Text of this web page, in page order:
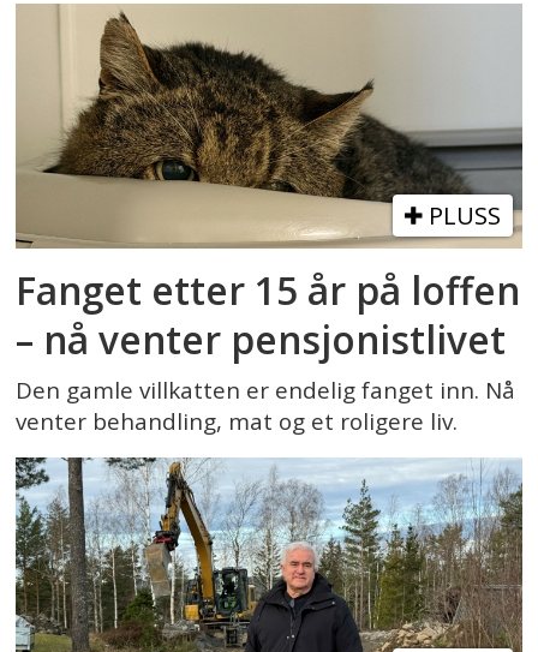
PLUSS
Fanget etter 15 år på loffen
– nå venter pensjonistlivet
Den gamle villkatten er endelig fanget inn. Nå
venter behandling, mat og et roligere liv.